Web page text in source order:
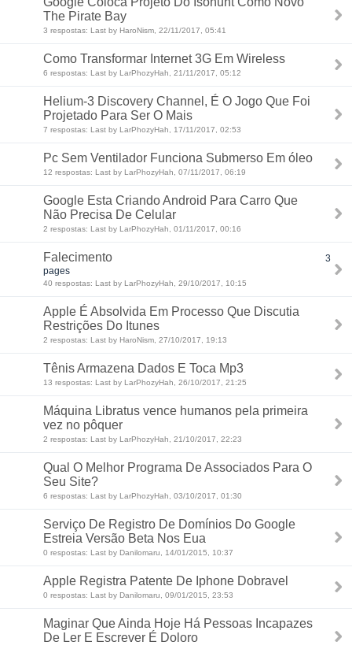
The Pirate Bay
3 respostas: Last by HaroNism, 22/11/2017, 05:41
Como Transformar Internet 3G Em Wireless
6 respostas: Last by LarPhozyHah, 21/11/2017, 05:12
Helium-3 Discovery Channel, É O Jogo Que Foi
Projetado Para Ser O Mais
7 respostas: Last by LarPhozyHah, 17/11/2017, 02:53
Pc Sem Ventilador Funciona Submerso Em óleo
12 respostas: Last by LarPhozyHah, 07/11/2017, 06:19
Google Esta Criando Android Para Carro Que
Não Precisa De Celular
2 respostas: Last by LarPhozyHah, 01/11/2017, 00:16
Falecimento
3
pages
40 respostas: Last by LarPhozyHah, 29/10/2017, 10:15
Apple É Absolvida Em Processo Que Discutia
Restrições Do Itunes
2 respostas: Last by HaroNism, 27/10/2017, 19:13
Tênis Armazena Dados E Toca Mp3
13 respostas: Last by LarPhozyHah, 26/10/2017, 21:25
Máquina Libratus vence humanos pela primeira
vez no pôquer
2 respostas: Last by LarPhozyHah, 21/10/2017, 22:23
Qual O Melhor Programa De Associados Para O
Seu Site?
6 respostas: Last by LarPhozyHah, 03/10/2017, 01:30
Serviço De Registro De Domínios Do Google
Estreia Versão Beta Nos Eua
0 respostas: Last by Danilomaru, 14/01/2015, 10:37
Apple Registra Patente De Iphone Dobravel
0 respostas: Last by Danilomaru, 09/01/2015, 23:53
Maginar Que Ainda Hoje Há Pessoas Incapazes
De Ler E Escrever É Doloro